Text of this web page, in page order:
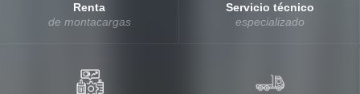
Renta
de montacargas
Servicio técnico
especializado